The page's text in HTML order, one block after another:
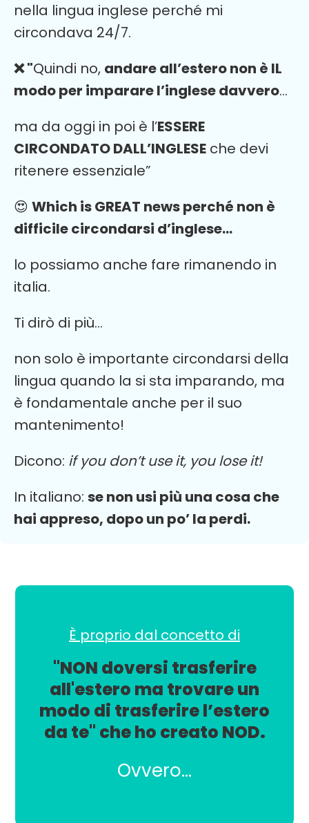
nella lingua inglese perché mi
circondava 24/7.
❌ "Quindi no, andare all’estero non è IL
modo per imparare l’inglese davvero…
ma da oggi in poi è l’ESSERE
CIRCONDATO DALL’INGLESE che devi
ritenere essenziale”
😍 Which is GREAT news perché non è
difficile circondarsi d’inglese…
lo possiamo anche fare rimanendo in
italia.
Ti dirò di più…
non solo è importante circondarsi della
lingua quando la si sta imparando, ma
è fondamentale anche per il suo
mantenimento!
Dicono: if you don’t use it, you lose it!
In italiano: se non usi più una cosa che
hai appreso, dopo un po’ la perdi.
È proprio dal concetto di
"NON doversi trasferire
all'estero ma trovare un
modo di trasferire l’estero
da te" che ho creato NOD.
Ovvero...